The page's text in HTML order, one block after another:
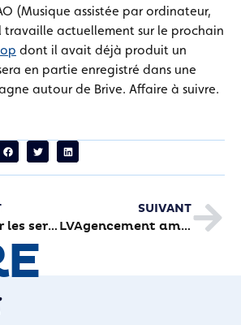
(Musique assistée par ordinateur,
travaille actuellement sur le prochain
dont il avait déjà produit un
en partie enregistré dans une
autour de Brive. Affaire à suivre.
Le point sur les services municipaux ouverts au public
SUIVANT
LVAgencement aménage vos espaces de travail